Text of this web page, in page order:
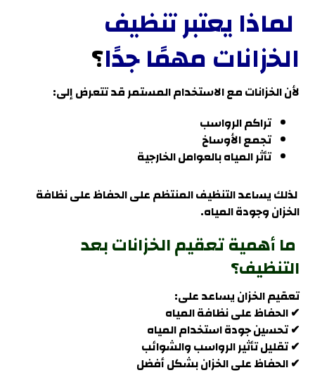
لماذا يعتبر تنظيف
الخزانات مهمًا جدًا؟
لأن الخزانات مع الاستخدام المستمر قد تتعرض إلى:
تراكم الرواسب
تجمع الأوساخ
تأثر المياه بالعوامل الخارجية
لذلك يساعد التنظيف المنتظم على الحفاظ على نظافة
الخزان وجودة المياه.
ما أهمية تعقيم الخزانات بعد
التنظيف؟
تعقيم الخزان يساعد على:
✔ الحفاظ على نظافة المياه
✔ تحسين جودة استخدام المياه
✔ تقليل تأثير الرواسب والشوائب
✔ الحفاظ على الخزان بشكل أفضل